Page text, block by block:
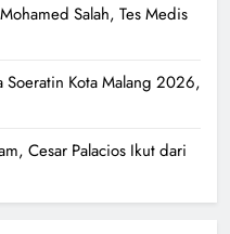
Salah, Tes Medis
Soeratin Kota Malang 2026,
Cesar Palacios Ikut dari